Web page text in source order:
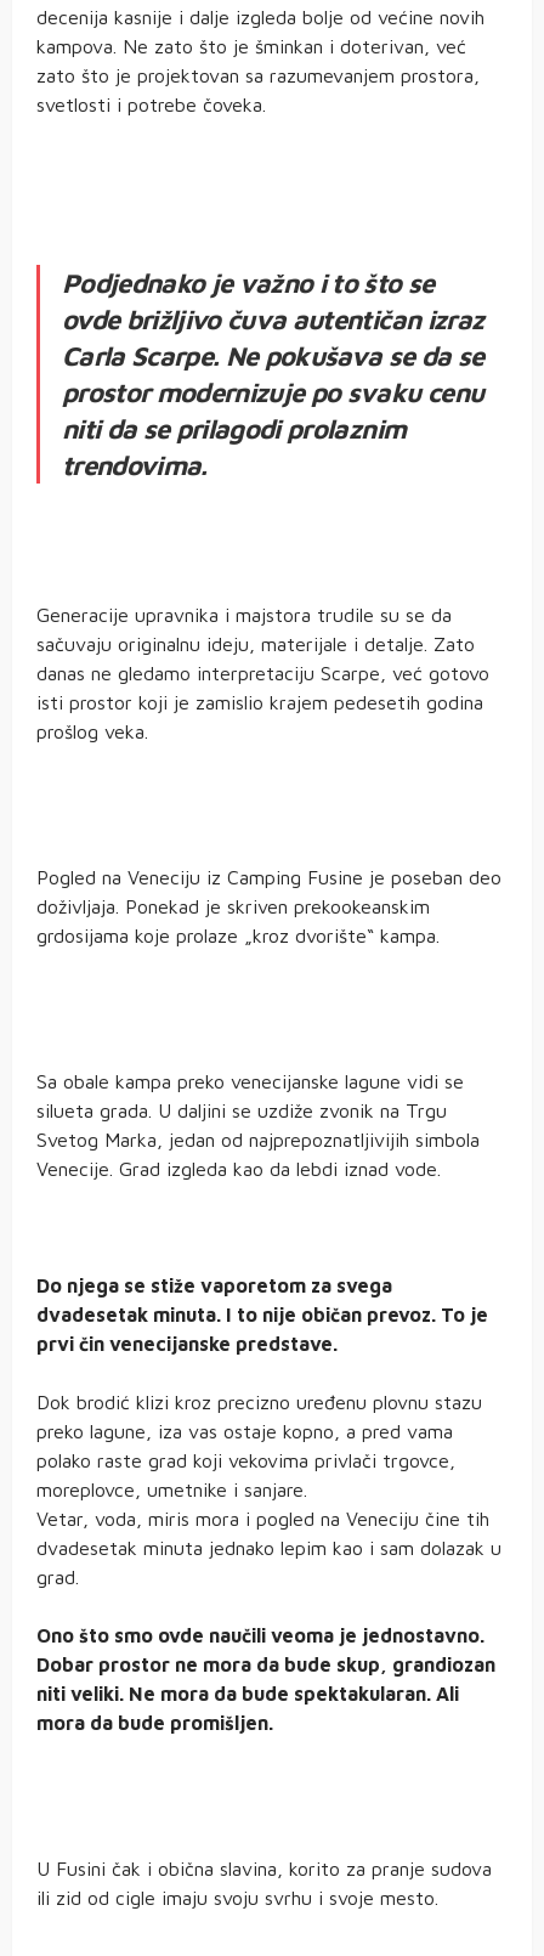
decenija kasnije i dalje izgleda bolje od većine novih
kampova. Ne zato što je šminkan i doterivan, već
zato što je projektovan sa razumevanjem prostora,
svetlosti i potrebe čoveka.
Podjednako je važno i to što se
ovde brižljivo čuva autentičan izraz
Carla Scarpe. Ne pokušava se da se
prostor modernizuje po svaku cenu
niti da se prilagodi prolaznim
trendovima.
Generacije upravnika i majstora trudile su se da
sačuvaju originalnu ideju, materijale i detalje. Zato
danas ne gledamo interpretaciju Scarpe, već gotovo
isti prostor koji je zamislio krajem pedesetih godina
prošlog veka.
Pogled na Veneciju iz Camping Fusine je poseban deo
doživljaja. Ponekad je skriven prekookeanskim
grdosijama koje prolaze „kroz dvorište“ kampa.
Sa obale kampa preko venecijanske lagune vidi se
silueta grada. U daljini se uzdiže zvonik na Trgu
Svetog Marka, jedan od najprepoznatljivijih simbola
Venecije. Grad izgleda kao da lebdi iznad vode.
Do njega se stiže vaporetom za svega
dvadesetak minuta. I to nije običan prevoz. To je
prvi čin venecijanske predstave.
Dok brodić klizi kroz precizno uređenu plovnu stazu
preko lagune, iza vas ostaje kopno, a pred vama
polako raste grad koji vekovima privlači trgovce,
moreplovce, umetnike i sanjare.
Vetar, voda, miris mora i pogled na Veneciju čine tih
dvadesetak minuta jednako lepim kao i sam dolazak u
grad.
Ono što smo ovde naučili veoma je jednostavno.
Dobar prostor ne mora da bude skup, grandiozan
niti veliki. Ne mora da bude spektakularan. Ali
mora da bude promišljen.
U Fusini čak i obična slavina, korito za pranje sudova
ili zid od cigle imaju svoju svrhu i svoje mesto.